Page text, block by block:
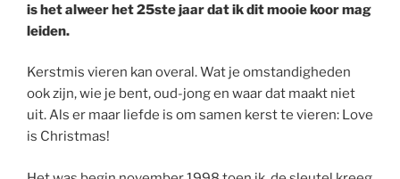
is het alweer het 25ste jaar dat ik dit mooie koor mag
leiden.
Kerstmis vieren kan overal. Wat je omstandigheden
ook zijn, wie je bent, oud-jong en waar dat maakt niet
uit. Als er maar liefde is om samen kerst te vieren: Love
is Christmas!